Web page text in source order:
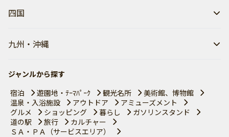
四国
九州・沖縄
ジャンルから探す
宿泊
遊園地・ﾃｰﾏﾊﾟｰｸ 観光名所
美術館、博物館
温泉・入浴施設
アウトドア
アミューズメント
グルメ
ショッピング 暮らし
ガソリンスタンド
道の駅
旅行
カルチャー
ＳＡ・ＰＡ（サービスエリア）